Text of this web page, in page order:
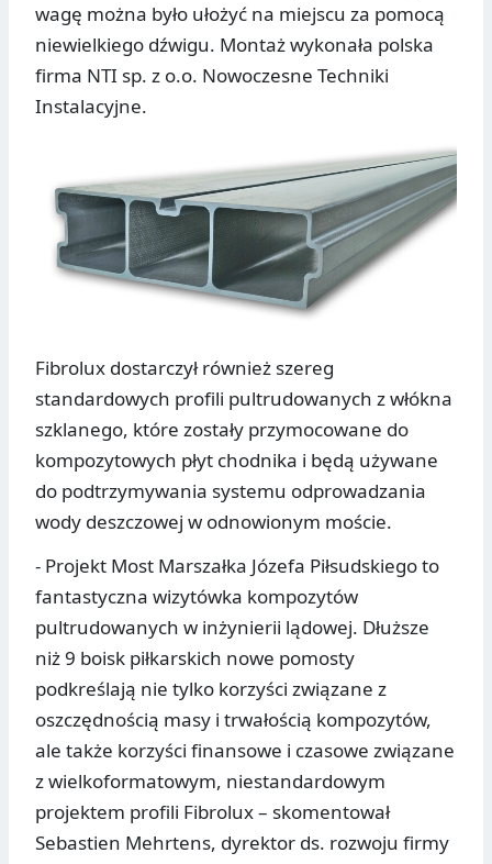
wagę można było ułożyć na miejscu za pomocą
niewielkiego dźwigu. Montaż wykonała polska
firma NTI sp. z o.o. Nowoczesne Techniki
Instalacyjne.
Fibrolux dostarczył również szereg
standardowych profili pultrudowanych z włókna
szklanego, które zostały przymocowane do
kompozytowych płyt chodnika i będą używane
do podtrzymywania systemu odprowadzania
wody deszczowej w odnowionym moście.
- Projekt Most Marszałka Józefa Piłsudskiego to
fantastyczna wizytówka kompozytów
pultrudowanych w inżynierii lądowej. Dłuższe
niż 9 boisk piłkarskich nowe pomosty
podkreślają nie tylko korzyści związane z
oszczędnością masy i trwałością kompozytów,
ale także korzyści finansowe i czasowe związane
z wielkoformatowym, niestandardowym
projektem profili Fibrolux – skomentował
Sebastien Mehrtens, dyrektor ds. rozwoju firmy